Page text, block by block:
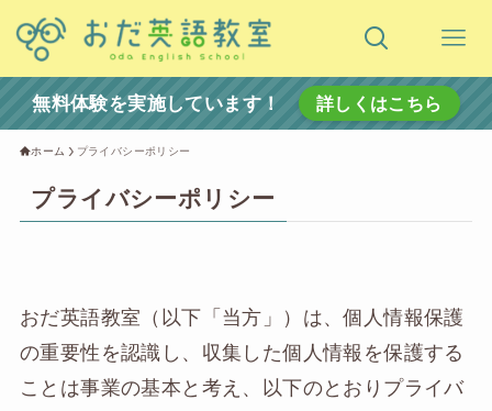
無料体験を実施しています！ 詳しくはこちら
ホーム プライバシーポリシー
プライバシーポリシー
おだ英語教室（以下「当方」）は、個人情報保護
の重要性を認識し、収集した個人情報を保護する
ことは事業の基本と考え、以下のとおりプライバ